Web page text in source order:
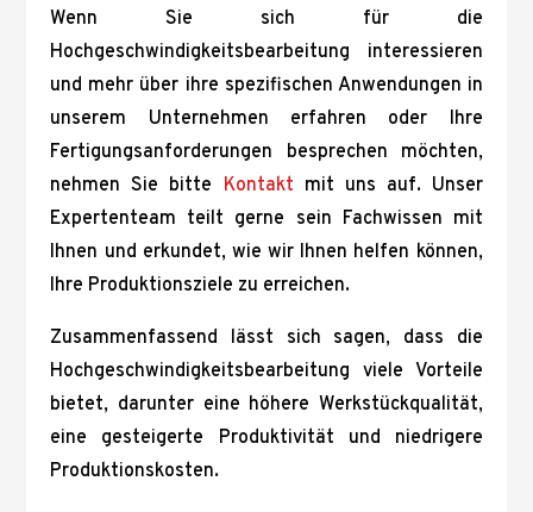
Wenn Sie sich für die
Hochgeschwindigkeitsbearbeitung interessieren
und mehr über ihre spezifischen Anwendungen in
unserem Unternehmen erfahren oder Ihre
Fertigungsanforderungen besprechen möchten,
nehmen Sie bitte Kontakt mit uns auf. Unser
Expertenteam teilt gerne sein Fachwissen mit
Ihnen und erkundet, wie wir Ihnen helfen können,
Ihre Produktionsziele zu erreichen.
Zusammenfassend lässt sich sagen, dass die
Hochgeschwindigkeitsbearbeitung viele Vorteile
bietet, darunter eine höhere Werkstückqualität,
eine gesteigerte Produktivität und niedrigere
Produktionskosten.